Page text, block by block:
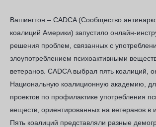
Вашингтон – CADCA (Сообщество
коалиций Америки) запустило онлайн-
решения проблем, связанных с
злоупотреблением психоактивными
ветеранов. CADCA выбрал пять коалиций,
Национальную коалиционную академию,
проектов по профилактике употребления
веществ, ориентированных на ветеранов в
Пять коалиций представляли разные